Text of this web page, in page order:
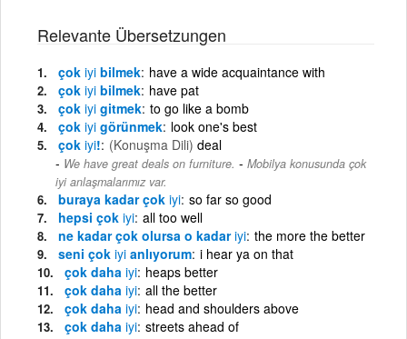
Relevante Übersetzungen
çok iyi bilmek have a wide acquaintance with
çok iyi bilmek have pat
çok iyi gitmek to go like a bomb
çok iyi görünmek look one's best
çok iyi! (Konuşma Dili) deal
We have great deals on furniture. - Mobilya konusunda çok
iyi anlaşmalarımız var.
buraya kadar çok iyi so far so good
hepsi çok iyi all too well
ne kadar çok olursa o kadariyi the more the better
seni çok iyi anlıyorum i hear ya on that
çok daha iyi heaps better
çok daha iyi all the better
çok daha iyi head and shoulders above
çok daha iyi streets ahead of